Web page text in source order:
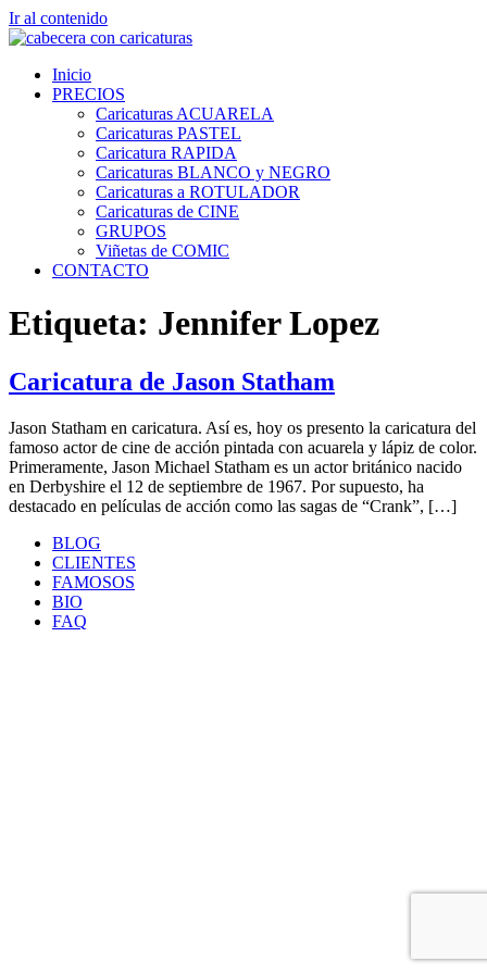
Ir al contenido
Inicio
PRECIOS
Caricaturas ACUARELA
Caricaturas PASTEL
Caricatura RAPIDA
Caricaturas BLANCO y NEGRO
Caricaturas a ROTULADOR
Caricaturas de CINE
GRUPOS
Viñetas de COMIC
CONTACTO
Etiqueta: Jennifer Lopez
Caricatura de Jason Statham
Jason Statham en caricatura. Así es, hoy os presento la caricatura del
famoso actor de cine de acción pintada con acuarela y lápiz de color.
Primeramente, Jason Michael Statham es un actor británico nacido
en Derbyshire el 12 de septiembre de 1967. Por supuesto, ha
destacado en películas de acción como las sagas de “Crank”, […]
BLOG
CLIENTES
FAMOSOS
BIO
FAQ